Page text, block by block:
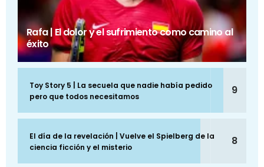
Rafa | El dolor y el sufrimiento como camino al
éxito
Toy Story 5 | La secuela que nadie había pedido
pero que todos necesitamos
9
El día de la revelación | Vuelve el Spielberg de la
ciencia ficción y el misterio
8